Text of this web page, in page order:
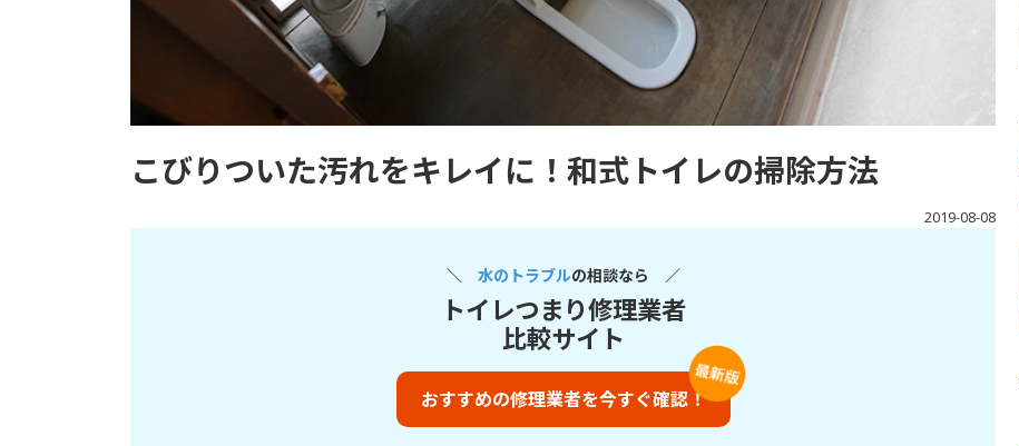
こびりついた汚れをキレイに！和式トイレの掃除方法
2019-08-08
＼ 水のトラブルの相談なら ／
トイレつまり修理業者
比較サイト
おすすめの修理業者を今すぐ確認！